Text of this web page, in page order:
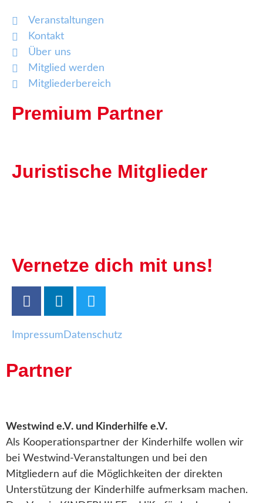
Veranstaltungen
Kontakt
Über uns
Mitglied werden
Mitgliederbereich
Premium Partner
Juristische Mitglieder
Vernetze dich mit uns!
Impressum Datenschutz
Partner
Westwind e.V. und Kinderhilfe e.V.
Als Kooperationspartner der Kinderhilfe wollen wir
bei Westwind-Veranstaltungen und bei den
Mitgliedern auf die Möglichkeiten der direkten
Unterstützung der Kinderhilfe aufmerksam machen.